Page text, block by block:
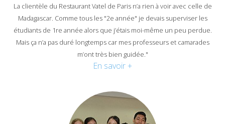
La clientèle du Restaurant Vatel de Paris n’a rien à voir avec celle de
Madagascar. Comme tous les "2e année" je devais superviser les
étudiants de 1re année alors que j’étais moi-même un peu perdue.
Mais ça n’a pas duré longtemps car mes professeurs et camarades
m’ont très bien guidée."
En savoir +